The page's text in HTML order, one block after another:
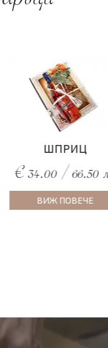
ШПРИЦ
€ 34.00 / 66.50
ВИЖ ПОВЕЧЕ